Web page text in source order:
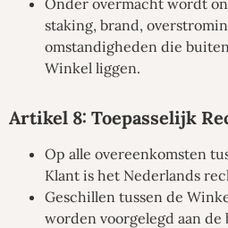
staking, brand,
omstandigheden die
Winkel liggen.
Artikel 8: Toepasselijk
Op alle overeenkomsten
Klant is het Nederlands
Geschillen tussen de
worden voorgelegd aan